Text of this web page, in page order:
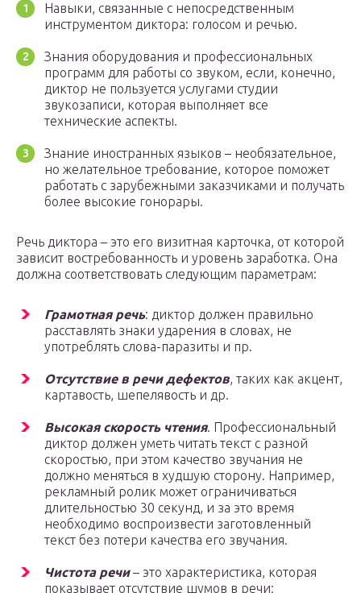
Навыки, связанные с непосредственным
инструментом диктора: голосом и речью.
Знания оборудования и профессиональных
программ для работы со звуком, если, конечно,
диктор не пользуется услугами студии
звукозаписи, которая выполняет все
технические аспекты.
Знание иностранных языков – необязательное,
но желательное требование, которое поможет
работать с зарубежными заказчиками и получать
более высокие гонорары.
Речь диктора – это его визитная карточка, от которой
зависит востребованность и уровень заработка. Она
должна соответствовать следующим параметрам:
Грамотная речь: диктор должен правильно
расставлять знаки ударения в словах, не
употреблять слова-паразиты и пр.
Отсутствие в речи дефектов, таких как акцент,
картавость, шепелявость и др.
Высокая скорость чтения. Профессиональный
диктор должен уметь читать текст с разной
скоростью, при этом качество звучания не
должно меняться в худшую сторону. Например,
рекламный ролик может ограничиваться
длительностью 30 секунд, и за это время
необходимо воспроизвести заготовленный
текст без потери качества его звучания.
Чистота речи– это характеристика, которая
показывает отсутствие шумов в речи: